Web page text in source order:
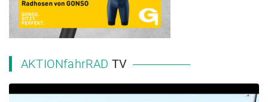
AKTIONfahrRAD TV
2023 NRW Landesschulmeisterschaft MTB